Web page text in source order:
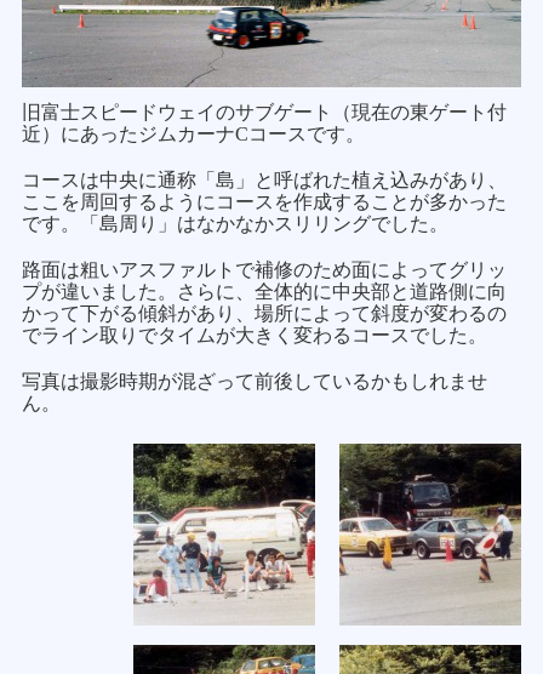
旧富士スピードウェイのサブゲート（現在の東ゲート付
近）にあったジムカーナCコースです。
コースは中央に通称「島」と呼ばれた植え込みがあり、
ここを周回するようにコースを作成することが多かった
です。「島周り」はなかなかスリリングでした。
路面は粗いアスファルトで補修のため面によってグリッ
プが違いました。さらに、全体的に中央部と道路側に向
かって下がる傾斜があり、場所によって斜度が変わるの
でライン取りでタイムが大きく変わるコースでした。
写真は撮影時期が混ざって前後しているかもしれませ
ん。